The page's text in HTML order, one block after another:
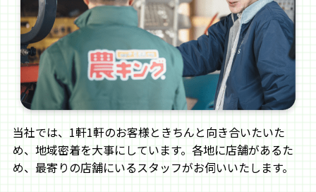
イナダ（INADA） アルインコ
オギハラ 三洋
ちくし号農機製作
所
新富士バナー
当社では、1軒1軒のお客様ときちんと向き合いたいた
め、地域密着を大事にしています。各地に店舗があるた
め、最寄りの店舗にいるスタッフがお伺いいたします。